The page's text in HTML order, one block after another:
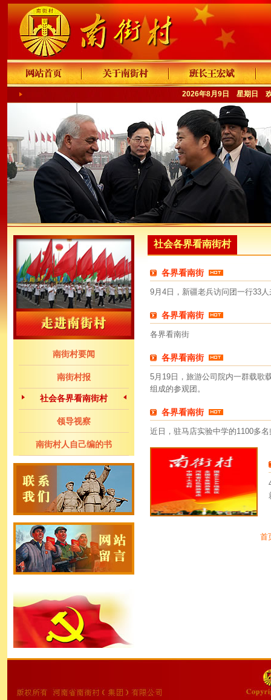
2026年8月9日 星期日
南街村要闻
南街村报
社会各界看南街村
领导视察
南街村人自己编的书
社会各界看南街村
各界看南街
9月4日，新疆老兵访问团一行33
各界看南街
各界看南街
各界看南街
5月19日，旅游公司院内一群载歌
组成的参观团。
各界看南街
近日，驻马店实验中学的1100多
首